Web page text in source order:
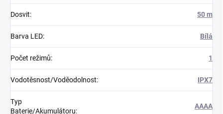
Dosvit: 50 m
Barva LED: Bílá
Počet režimů: 1
Vodotěsnost/Voděodolnost: IPX7
Typ
Baterie/Akumulátoru:
AAAA